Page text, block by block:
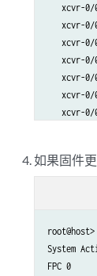
xcvr-
xcvr-
xcvr-
xcvr-
xcvr-
xcvr-
如果固件
System
FPC 0